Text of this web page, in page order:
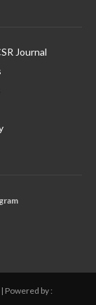
Journal
Powered by :